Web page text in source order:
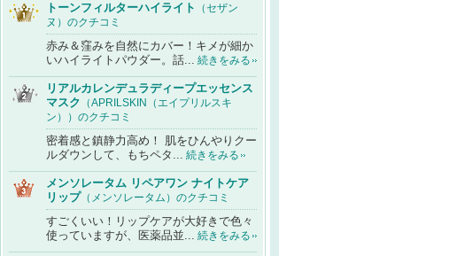
トーンフィルターハイライト
（セザン
ヌ）のクチコミ
赤み＆窪みを自然にカバー！キメが細か
いハイライトパウダー。話... 続きをみる
リアルカレンデュラディープエッセンス
マスク （APRILSKIN（エイプリルスキ
ン））のクチコミ
密着感と鎮静力高め！ 肌をひんやりクー
ルダウンして、もちペタ... 続きをみる
メンソレータム リペアワン ナイトケア
リップ（メンソレータム）のクチコミ
すごくいい！リップケアが大好きで色々
使っていますが、医薬品並... 続きをみる